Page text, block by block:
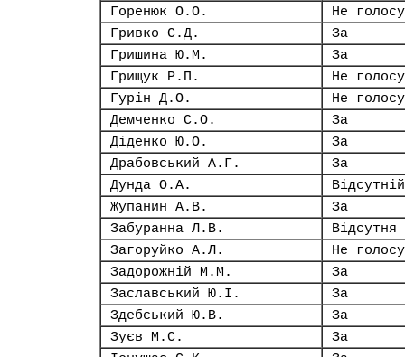
Горенюк О.О.
Не
Гривко С.Д.
За
Гришина Ю.М.
За
Грищук Р.П.
Не
Гурін Д.О.
Не
Демченко С.О.
За
Діденко Ю.О.
За
Драбовський А.Г.
За
Дунда О.А.
Відсутній
Жупанин А.В.
За
Забуранна Л.В.
Відсутня
Загоруйко А.Л.
Не
Задорожній М.М.
За
Заславський Ю.І.
За
Здебський Ю.В.
За
Зуєв М.С.
За